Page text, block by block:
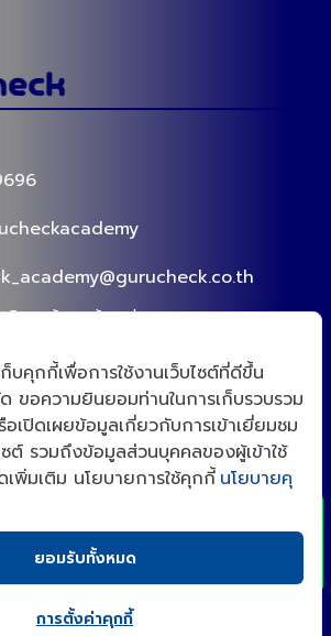
x
แชร์เลย!
อง
มทุกข้อที่ควรรู้ก่อนกิน!
ครวมข้อมูลทุกข้อที่ควรรู้เกี่ยว
กำลังจะไปซื้อมากิน ขอให้มาอ่าน
ที่ต้องรู้
น
(กูรูเช็ค) ร
2024-06-24
ปัจจุบันเราส
ได้หลากหลา
ตัวที่ห้ามซื้อกิ
Views
บคุกกี้เพื่อการใช้งานเว็บไซต์ที่ดีขึ้น
ขอความยินยอมท่านในการเก็บรวบรวม
เปิดเผยข้อมูลเกี่ยวกับการเข้าเยี่ยมชม
ซต์ รวมถึงข้อมูลส่วนบุคคลของผู้เข้าใช้
เพิ่มเติม นโยบายการใช้คุกกี้ นโยบายคุ
ยอมรับทั้งหมด
การตั้งค่าคุกกี้